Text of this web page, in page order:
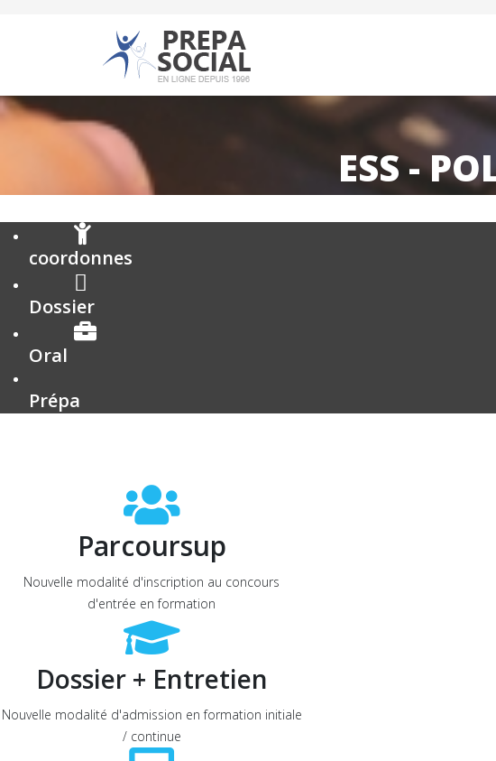
ESS -
coordonnes
Dossier
Oral
Prépa
Parcoursup
Nouvelle modalité d'inscription au concours
d'entrée en formation
Dossier + Entretien
Nouvelle modalité d'admission en formation initiale
/ continue